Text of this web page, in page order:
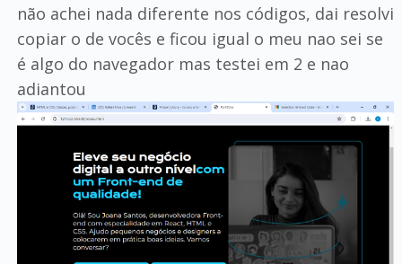
não achei nada diferente nos códigos, dai resolvi
copiar o de vocês e ficou igual o meu nao sei se
é algo do navegador mas testei em 2 e nao
adiantou